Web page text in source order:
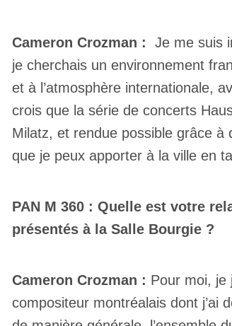
Cameron Crozman : Je me suis
je cherchais un environnement
et à l’atmosphère internationale,
crois que la série de concerts
Milatz, et rendue possible grâce à
que je peux apporter à la ville en
PAN M 360 : Quelle est votre
présentés à la Salle Bourgie ?
Cameron Crozman : Pour moi, je
compositeur montréalais dont j’ai